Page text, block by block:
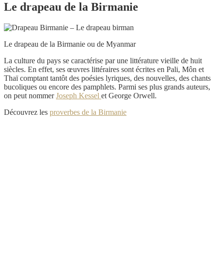
Le drapeau de la Birmanie
Le drapeau de la Birmanie ou de Myanmar
La culture du pays se caractérise par une littérature vieille de huit
siècles. En effet, ses œuvres littéraires sont écrites en Pali, Môn et
Thaï comptant tantôt des poésies lyriques, des nouvelles, des chants
bucoliques ou encore des pamphlets. Parmi ses plus grands auteurs,
on peut nommerJoseph Kessel et George Orwell.
Découvrez les proverbes de la Birmanie